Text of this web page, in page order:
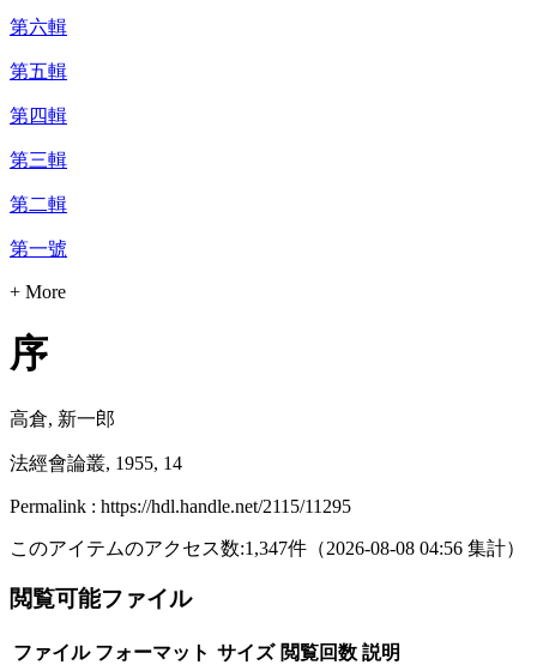
第六輯
第五輯
第四輯
第三輯
第二輯
第一號
+ More
序
高倉, 新一郎
法經會論叢, 1955, 14
Permalink : https://hdl.handle.net/2115/11295
このアイテムのアクセス数:1,347件 （2026-08-08 04:56 集計）
閲覧可能ファイル
ファイル フォーマット サイズ 閲覧回数 説明